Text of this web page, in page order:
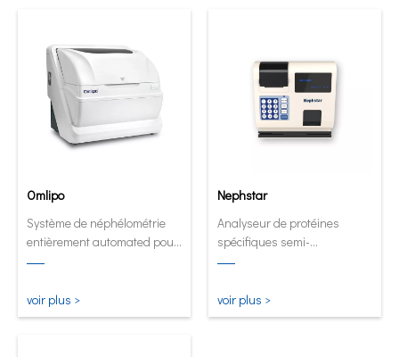
Omlipo
Système de néphélométrie
entièrement automated pour
les laboratoires de débit de
voir plus >
Nephstar
Analyseur de protéines
spécifiques semi-
automatique le plus
voir plus >